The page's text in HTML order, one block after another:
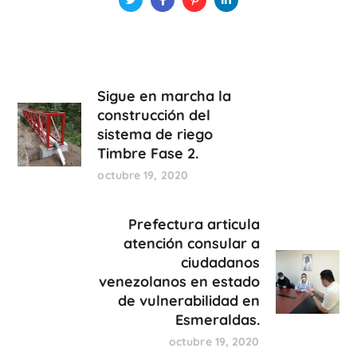
Sigue en marcha la
construcción del
sistema de riego
Timbre Fase 2.
octubre 19, 2020
Prefectura articula
atención consular a
ciudadanos
venezolanos en estado
de vulnerabilidad en
Esmeraldas.
octubre 19, 2020